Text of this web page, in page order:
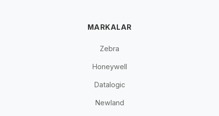
MARKALAR
Zebra
Honeywell
Datalogic
Newland